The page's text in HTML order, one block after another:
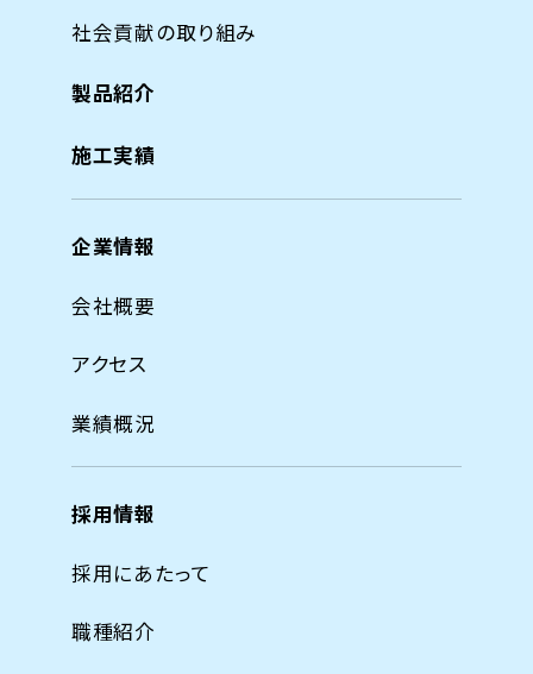
社会貢献の取り組み
製品紹介
施工実績
企業情報
会社概要
アクセス
業績概況
採用情報
採用にあたって
職種紹介